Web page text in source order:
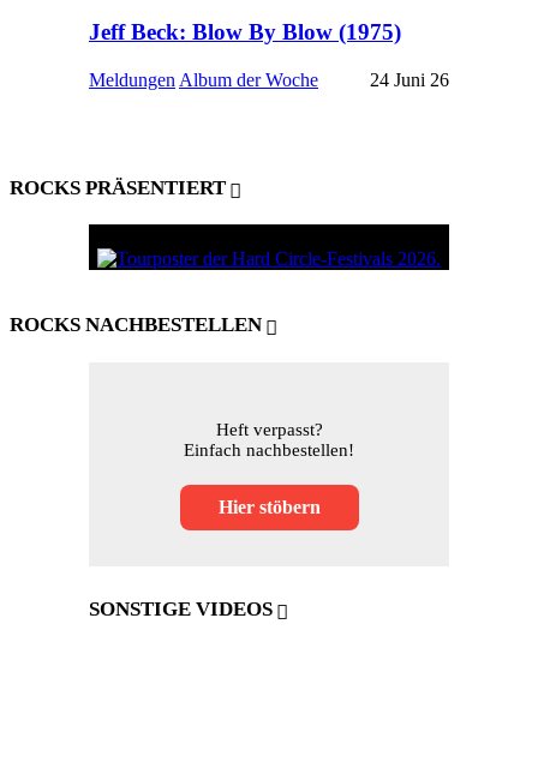
Jeff Beck: Blow By Blow (1975)
Meldungen Album der Woche 24 Juni 26
ROCKS PRÄSENTIERT
ROCKS NACHBESTELLEN
Heft verpasst?
Einfach nachbestellen!
Hier stöbern
SONSTIGE VIDEOS